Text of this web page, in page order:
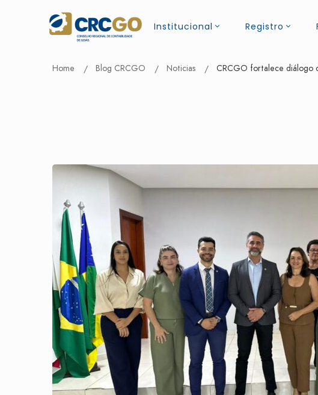
Institucional Registro
Home Blog CRCGO Noticias CRCGO fortalece diálogo